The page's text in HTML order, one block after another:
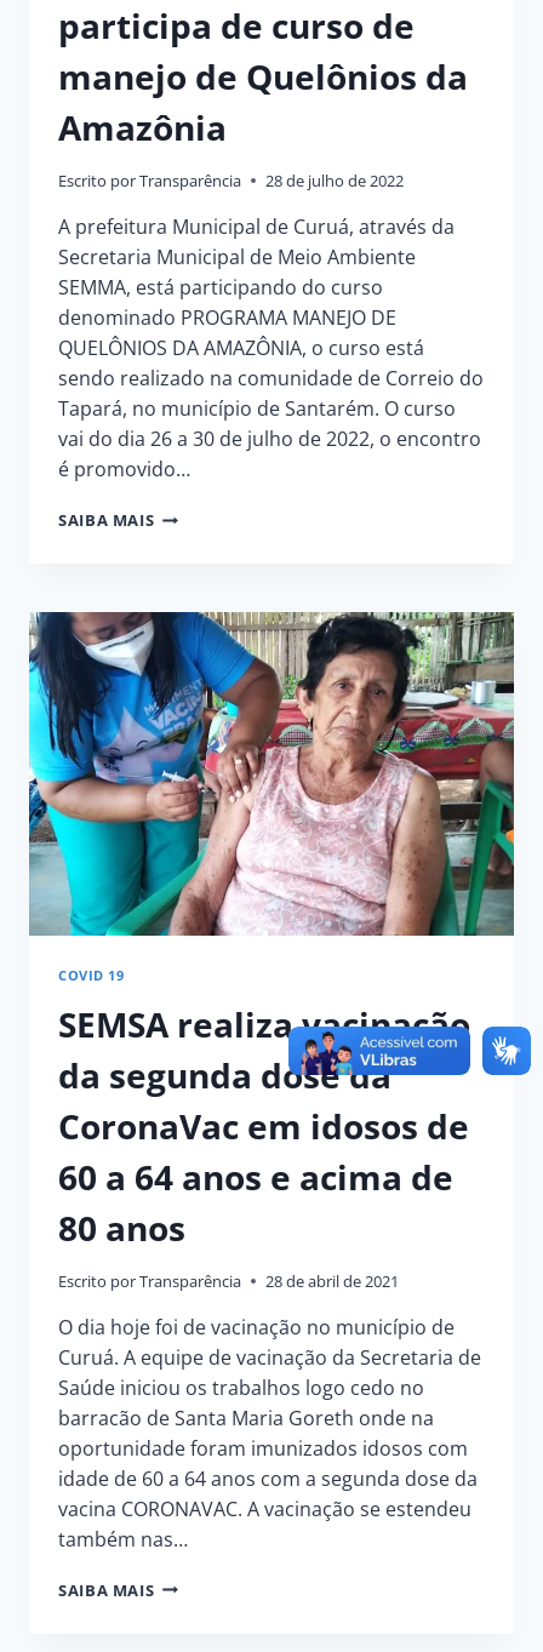
participa de curso de
manejo de Quelônios da
Amazônia
Escrito porTransparência 28 de julho de 2022
A prefeitura Municipal de Curuá, através da
Secretaria Municipal de Meio Ambiente
SEMMA, está participando do curso
denominado PROGRAMA MANEJO DE
QUELÔNIOS DA AMAZÔNIA, o curso está
sendo realizado na comunidade de Correio do
Tapará, no município de Santarém. O curso
vai do dia 26 a 30 de julho de 2022, o encontro
é promovido…
SAIBA MAISEQUIPE
DE
CURSO
MANEJO
DE
QUELÔNIOS
DA
AMAZÔNIA
COVID 19
SEMSA realiza vacinação
da segunda dose da
CoronaVac em idosos de
60 a 64 anos e acima de
80 anos
Escrito porTransparência 28 de abril de 2021
O dia hoje foi de vacinação no município de
Curuá. A equipe de vacinação da Secretaria de
Saúde iniciou os trabalhos logo cedo no
barracão de Santa Maria Goreth onde na
oportunidade foram imunizados idosos com
idade de 60 a 64 anos com a segunda dose da
vacina CORONAVAC. A vacinação se estendeu
também nas…
SAIBA MAISSEMSA